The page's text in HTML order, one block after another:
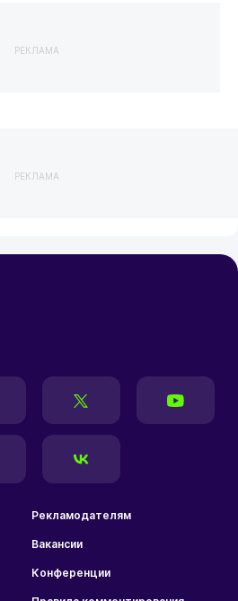
РЕКЛАМА
РЕКЛАМА
Рекламодателям
Вакансии
Конференции